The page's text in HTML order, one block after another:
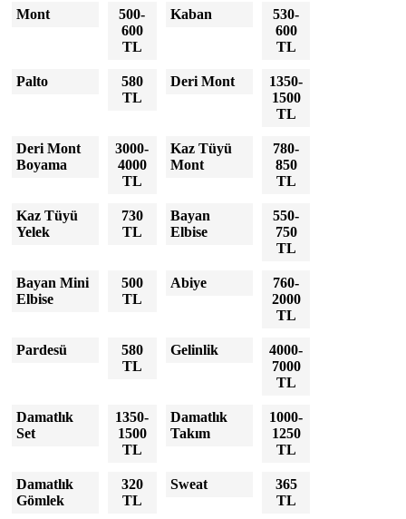
Mont
500-
600
TL
Kaban
530-
600
TL
Palto
580
TL
Deri Mont
1350-
1500
TL
Deri Mont
Boyama
3000-
4000
TL
Kaz Tüyü
Mont
780-
850
TL
Kaz Tüyü
Yelek
730
TL
Bayan
Elbise
550-
750
TL
Bayan Mini
Elbise
500
TL
Abiye
760-
2000
TL
Pardesü
580
TL
Gelinlik
4000-
7000
TL
Damatlık
Set
1350-
1500
TL
Damatlık
Takım
1000-
1250
TL
Damatlık
Gömlek
320
TL
Sweat
365
TL